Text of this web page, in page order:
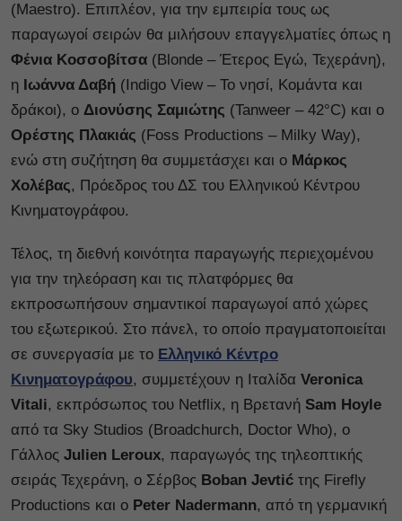
(Maestro). Επιπλέον, για την εμπειρία τους ως
παραγωγοί σειρών θα μιλήσουν επαγγελματίες όπως η
Φένια Κοσσοβίτσα (Blonde – Έτερος Εγώ, Τεχεράνη),
η Ιωάννα Δαβή (Indigo View – Το νησί, Κομάντα και
δράκοι), o Διονύσης Σαμιώτης (Tanweer – 42°C) και ο
Ορέστης Πλακιάς (Foss Productions – Milky Way),
ενώ στη συζήτηση θα συμμετάσχει και ο Μάρκος
Χολέβας, Πρόεδρος του ΔΣ του Ελληνικού Κέντρου
Κινηματογράφου.
Τέλος, τη διεθνή κοινότητα παραγωγής περιεχομένου
για την τηλεόραση και τις πλατφόρμες θα
εκπροσωπήσουν σημαντικοί παραγωγοί από χώρες
του εξωτερικού. Στο πάνελ, το οποίο πραγματοποιείται
σε συνεργασία με το Ελληνικό Κέντρο
Κινηματογράφου, συμμετέχουν η Ιταλίδα Veronica
Vitali, εκπρόσωπος του Netflix, η Βρετανή Sam Hoyle
από τα Sky Studios (Broadchurch, Doctor Who), ο
Γάλλος Julien Leroux, παραγωγός της τηλεοπτικής
σειράς Τεχεράνη, ο Σέρβος Boban Jevtić της Firefly
Productions και ο Peter Nadermann, από τη γερμανική